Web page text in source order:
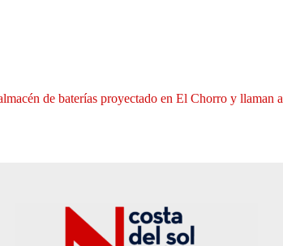
de baterías proyectado en El Chorro y llaman a